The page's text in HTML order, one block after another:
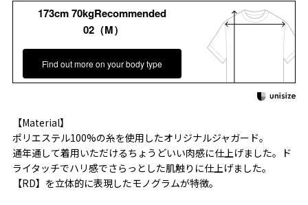
173cm 70kgRecommended
02（M）
Find out more on your body type
【Material】
ポリエステル100%の糸を使用したオリジナルジャガード。
通年通して着用いただけるちょうどいい肉感に仕上げました。ド
ライタッチでハリ感でさらっとした肌触りに仕上げました。
【RD】を立体的に表現したモノグラムが特徴。